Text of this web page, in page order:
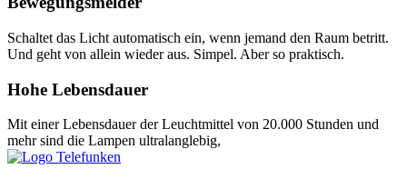
Schaltet das Licht automatisch ein, wenn jemand den Raum betritt.
Und geht von allein wieder aus. Simpel. Aber so praktisch.
Hohe Lebensdauer
Mit einer Lebensdauer der Leuchtmittel von 20.000 Stunden und
mehr sind die Lampen ultralanglebig,